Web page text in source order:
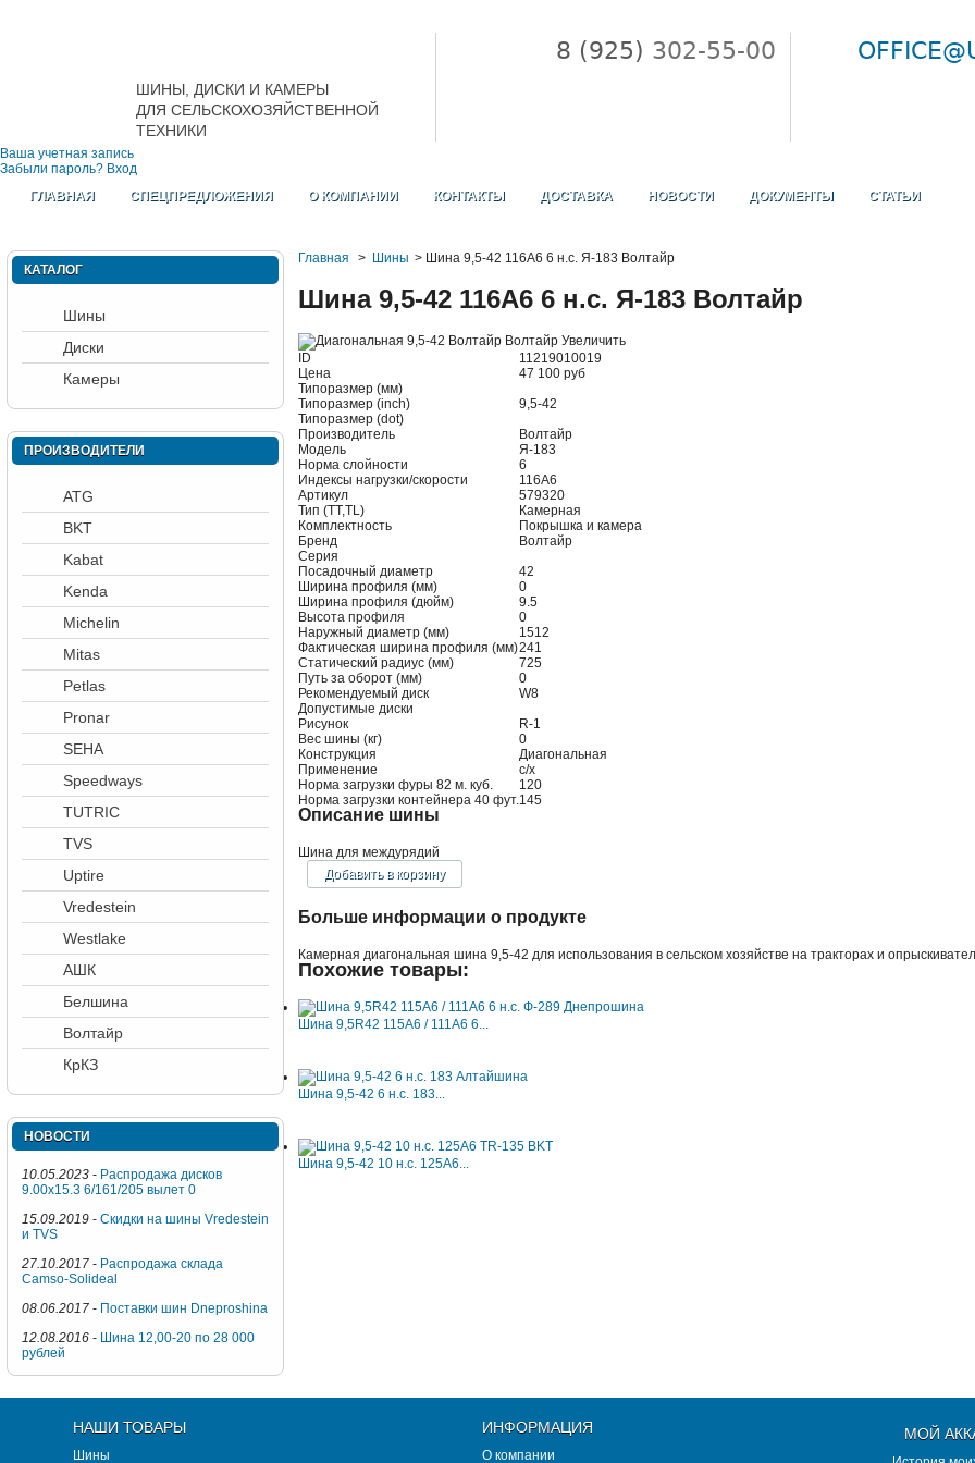
ШИНЫ, ДИСКИ И КАМЕРЫ
ДЛЯ СЕЛЬСКОХОЗЯЙСТВЕННОЙ
ТЕХНИКИ
8 (925) 302-55-00
Ваша учетная запись
Забыли пароль? Вход
ГЛАВНАЯ
СПЕЦПРЕДЛОЖЕНИЯ О КОМПАНИИ КОНТАКТЫ ДОСТАВКА НОВОСТИ ДОКУМЕНТЫ СТАТЬИ
Главная > Шины > Шина 9,5-42 116А6 6 н.с. Я-183 Волтайр
Шина 9,5-42 116А6 6 н.с. Я-183 Волтайр
Увеличить
ID
11219010019
Цена
47 100 руб
Типоразмер (мм)
Типоразмер (inch)
9,5-42
Типоразмер (dot)
Производитель
Волтайр
Модель
Я-183
Норма слойности
6
Индексы нагрузки/скорости
116А6
Артикул
579320
Тип (TT,TL)
Камерная
Комплектность
Покрышка и камера
Бренд
Волтайр
Серия
Посадочный диаметр
42
Ширина профиля (мм)
0
Ширина профиля (дюйм)
9.5
Высота профиля
0
Наружный диаметр (мм)
1512
Фактическая ширина профиля (мм)241
Статический радиус (мм)
725
Путь за оборот (мм)
0
Рекомендуемый диск
W8
Допустимые диски
Рисунок
R-1
Вес шины (кг)
0
Конструкция
Диагональная
Применение
с/х
Норма загрузки фуры 82 м. куб.
120
Норма загрузки контейнера 40 фут.145
Описание шины
Шина для междурядий
Больше информации о продукте
Камерная диагональная шина 9,5-42 для использования в сельском хозяйстве на тракторах и
Похожие товары:
Шина 9,5R42 115A6 / 111A6 6...
Шина 9,5-42 6 н.с. 183...
Шина 9,5-42 10 н.с. 125A6...
КАТАЛОГ
Шины
Диски
Камеры
ПРОИЗВОДИТЕЛИ
ATG
BKT
Kabat
Kenda
Michelin
Mitas
Petlas
Pronar
SEHA
Speedways
TUTRIC
TVS
Uptire
Vredestein
Westlake
АШК
Белшина
Волтайр
КрКЗ
НОВОСТИ
10.05.2023 - Распродажа дисков
9.00x15.3 6/161/205 вылет 0
15.09.2019 - Скидки на шины Vredestein
и TVS
27.10.2017 - Распродажа склада
Camso-Solideal
08.06.2017 - Поставки шин Dneproshina
12.08.2016 - Шина 12,00-20 по 28 000
рублей
НАШИ ТОВАРЫ
Шины
ИНФОРМАЦИЯ
О компании
МОЙ